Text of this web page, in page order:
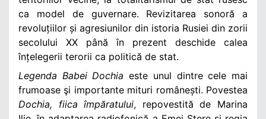
ca model de guvernare. Revizitarea sonoră a
revoluțiilor și agresiunilor din istoria Rusiei din zorii
secolului XX până în prezent deschide calea
înțelegerii terorii ca politică de stat.
Legenda Babei Dochia este unul dintre cele mai
frumoase şi importante mituri românești. Povestea
Dochia, fiica împăratului, repovestită de Marina